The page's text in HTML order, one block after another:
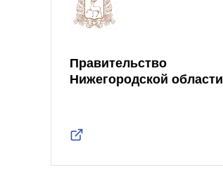
Правительство
Нижегородской области